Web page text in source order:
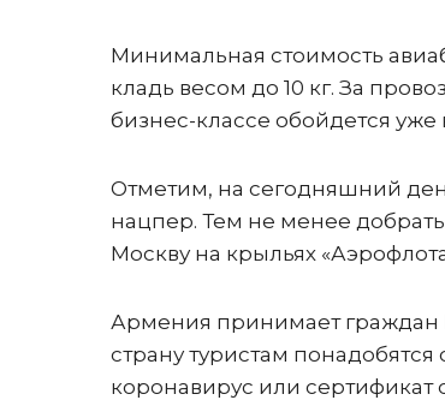
Минимальная стоимость
кладь весом до 10 кг. За
бизнес-классе обойдется уже
Отметим, на сегодняшний
нацпер. Тем не менее
Москву на крыльях
Армения принимает граждан
страну туристам
коронавирус или сертификат